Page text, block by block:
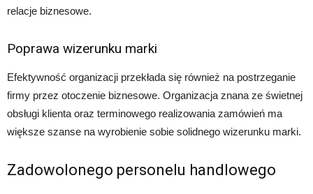
relacje biznesowe.
Poprawa wizerunku marki
Efektywność organizacji przekłada się również na postrzeganie
firmy przez otoczenie biznesowe. Organizacja znana ze świetnej
obsługi klienta oraz terminowego realizowania zamówień ma
większe szanse na wyrobienie sobie solidnego wizerunku marki.
Zadowolonego personelu handlowego